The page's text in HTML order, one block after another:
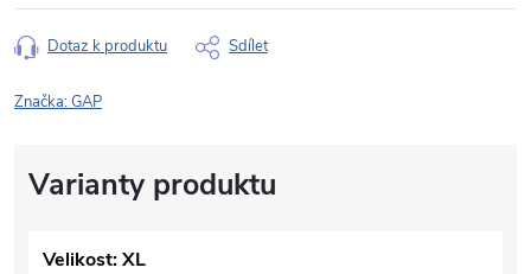
Dotaz k produktu Sdílet
Značka:GAP
Velikost: XL